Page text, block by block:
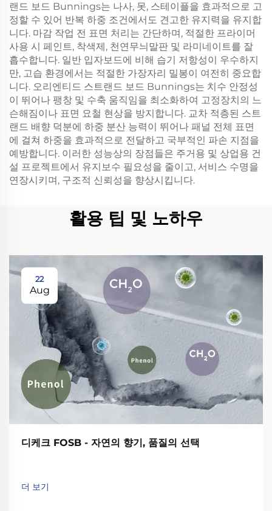
랜드 보드 Bunnings는 나사, 못, 스테이플을 효과적으로 고
정할 수 있어 반복 하중 조건에서도 견고한 유지력을 유지합
니다. 마감 작업 전 표면 처리는 간단하며, 적절한 프라이머
사용 시 페인트, 착색제, 천연무늬말판 및 라미네이트를 잘
흡수합니다. 일반 입자보드에 비해 습기 저항성이 우수하지
만, 고습 환경에서는 적절한 가장자리 밀봉이 여전히 중요합
니다. 오리엔티드 스트랜드 보드 Bunnings는 치수 안정성
이 뛰어나 팽창 및 수축 움직임을 최소화하여 고정장치의 느
슨해짐이나 표면 요철 현상을 방지합니다. 교차 적층된 스트
랜드 배향 덕분에 하중 분산 능력이 뛰어나 패널 전체 표면
에 걸쳐 하중을 효과적으로 전달하고 국부적인 파손 지점을
예방합니다. 이러한 성능상의 장점들은 주거용 및 상업용 건
설 프로젝트에서 유지보수 필요성을 줄이고, 서비스 수명을
연장시키며, 구조적 신뢰성을 향상시킵니다.
활용 팁 및 노하우
22
Aug
디케크 FOSB - 자연의 향기, 품질의 선택
더 보기